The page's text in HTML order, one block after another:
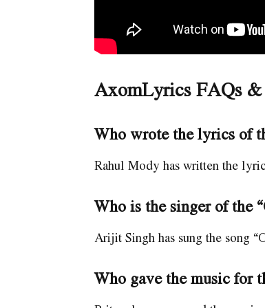
AxomLyrics FAQs
Who wrote the lyrics of
Rahul Mody has written the
Who is the singer of the
Arijit Singh has sung the song
Who gave the music for